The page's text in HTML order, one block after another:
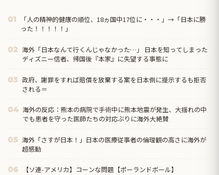
01
「人の精神的健康の順位、18ヵ国中17位に・・・」→「日本に勝
った！！！！！」
02 海外「日本なんて行くんじゃなかった…」 日本を知ってしまった
ディズニー信者、帰国後『本家』に失望する事態に
03 政府、謝罪をすれば賠償を放棄する案を日本側に提示するも拒否
される＝
04 海外の反応：熊本の病院で手術中に熊本地震が発生、大揺れの中
でも患者を守った医師たちの対応ぶりに海外大絶賛
05 海外「さすが日本！」日本の医療従事者の倫理観の高さに海外が
超感動
06 【ソ連-アメリカ】コーンな問題【ポーランドボール】